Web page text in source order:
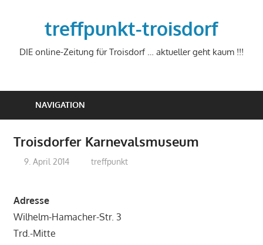
treffpunkt-troisdorf
DIE online-Zeitung für Troisdorf … aktueller geht kaum !!!
NAVIGATION
Troisdorfer Karnevalsmuseum
9. April 2014 treffpunkt
Adresse
Wilhelm-Hamacher-Str. 3
Trd.-Mitte